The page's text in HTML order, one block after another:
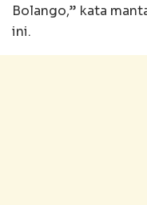
Bolango,” kata
ini.